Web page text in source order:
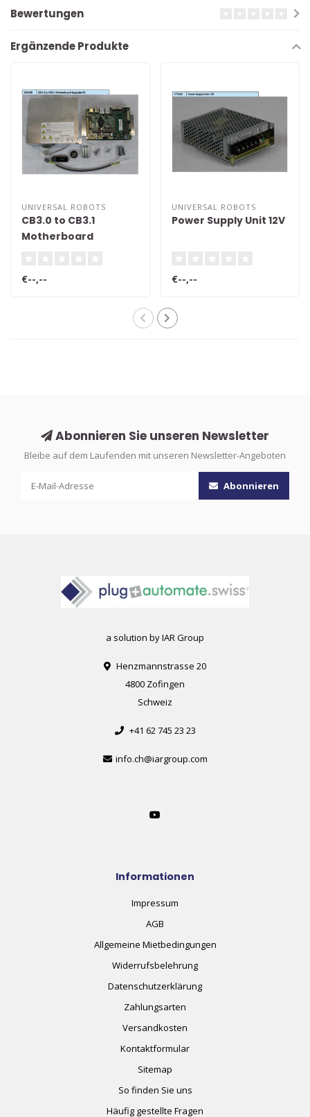
Bewertungen
Ergänzende Produkte
UNIVERSAL ROBOTS
CB3.0 to CB3.1
Motherboard
€--,--
UNIVERSAL ROBOTS
Power Supply Unit 12V
€--,--
Abonnieren Sie unseren Newsletter
Bleibe auf dem Laufenden mit unseren Newsletter-Angeboten
Abonnieren
a solution by IAR Group
Henzmannstrasse 20
4800 Zofingen
Schweiz
+41 62 745 23 23
info.ch@iargroup.com
Informationen
Impressum
AGB
Allgemeine Mietbedingungen
Widerrufsbelehrung
Datenschutzerklärung
Zahlungsarten
Versandkosten
Kontaktformular
Sitemap
So finden Sie uns
Häufig gestellte Fragen